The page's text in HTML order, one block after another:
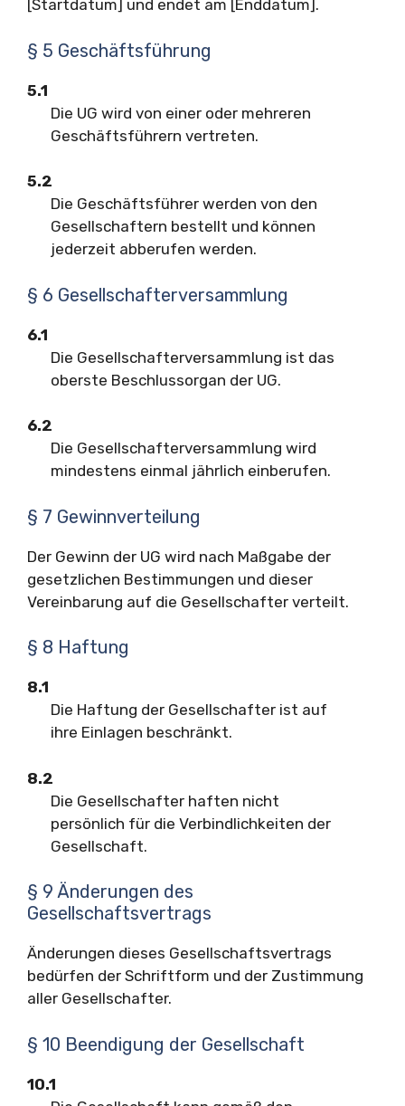
[Startdatum] und endet am [Enddatum].
§ 5 Geschäftsführung
5.1
Die UG wird von einer oder mehreren
Geschäftsführern vertreten.
5.2
Die Geschäftsführer werden von den
Gesellschaftern bestellt und können
jederzeit abberufen werden.
§ 6 Gesellschafterversammlung
6.1
Die Gesellschafterversammlung ist das
oberste Beschlussorgan der UG.
6.2
Die Gesellschafterversammlung wird
mindestens einmal jährlich einberufen.
§ 7 Gewinnverteilung
Der Gewinn der UG wird nach Maßgabe der
gesetzlichen Bestimmungen und dieser
Vereinbarung auf die Gesellschafter verteilt.
§ 8 Haftung
8.1
Die Haftung der Gesellschafter ist auf
ihre Einlagen beschränkt.
8.2
Die Gesellschafter haften nicht
persönlich für die Verbindlichkeiten der
Gesellschaft.
§ 9 Änderungen des
Gesellschaftsvertrags
Änderungen dieses Gesellschaftsvertrags
bedürfen der Schriftform und der Zustimmung
aller Gesellschafter.
§ 10 Beendigung der Gesellschaft
10.1